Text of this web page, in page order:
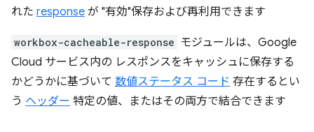
れた response が "有効"保存および再利用できます
workbox-cacheable-response モジュールは、Google
Cloud サービス内の レスポンスをキャッシュに保存する
かどうかに基づいて 数値ステータス コード 存在するとい
う ヘッダー 特定の値、またはその両方で結合できます